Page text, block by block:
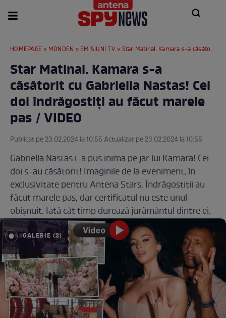
HOMEPAGE » MONDEN » EMISIUNI TV » Star Matinal. Kamara s-a căsătorit cu Gabriella Nastas! Cei doi îndrăgostiți au făcut marele pas / VIDEO
Star Matinal. Kamara s-a
căsătorit cu Gabriella Nastas! Cei
doi îndrăgostiți au făcut marele
pas / VIDEO
Publicat pe 23.02.2024 la 10:55 Actualizat pe 23.02.2024 la 10:55
Gabriella Nastas i-a pus inima pe jar lui Kamara! Cei
doi s-au căsătorit! Imaginile de la eveniment, în
exclusivitate pentru Antena Stars. Îndrăgostiții au
făcut marele pas, dar certificatul nu este unul
obișnuit. Iată cât timp durează jurământul dintre ei.
GALERIE (3)